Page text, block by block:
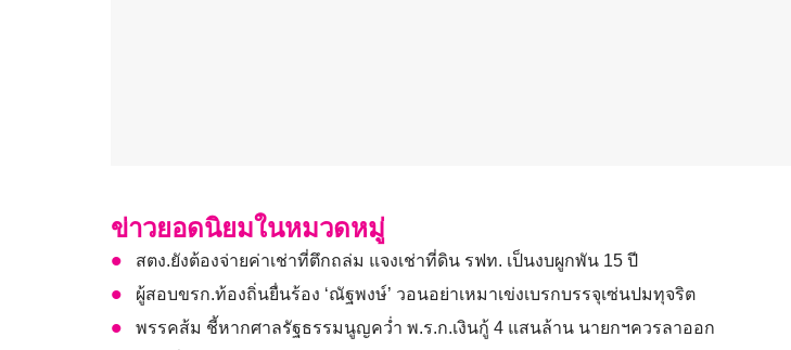
ข่าวยอดนิยมในหมวดหมู่
สตง.ยังต้องจ่ายค่าเช่าที่ตึกถล่ม แจงเช่าที่ดิน รฟท. เป็นงบผูกพัน 15 ปี
ผู้สอบขรก.ท้องถิ่นยื่นร้อง ‘ณัฐพงษ์’ วอนอย่าเหมาเข่งเบรกบรรจุเซ่นปมทุจริต
พรรคส้ม ชี้หากศาลรัฐธรรมนูญคว่ำ พ.ร.ก.เงินกู้ 4 แสนล้าน นายกฯควรลาออก